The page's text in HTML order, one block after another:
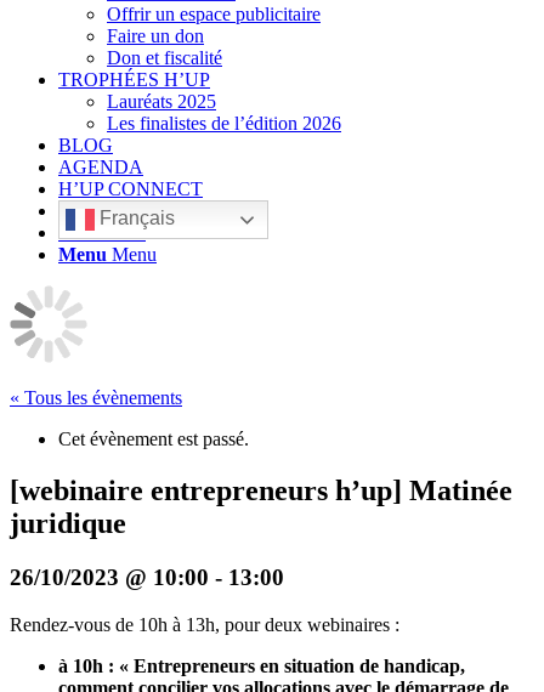
Offrir un espace publicitaire
Faire un don
Don et fiscalité
TROPHÉES H’UP
Lauréats 2025
Les finalistes de l’édition 2026
BLOG
AGENDA
H’UP CONNECT
Français
Rechercher
Menu Menu
« Tous les évènements
Cet évènement est passé.
[webinaire entrepreneurs h’up] Matinée
juridique
26/10/2023 @ 10:00 - 13:00
Rendez-vous de 10h à 13h, pour deux webinaires :
à 10h : « Entrepreneurs en situation de handicap,
comment concilier vos allocations avec le démarrage de